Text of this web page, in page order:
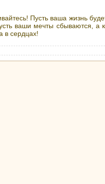
Пусть ваша жизнь
ваши мечты сбываются, а
в сердцах!